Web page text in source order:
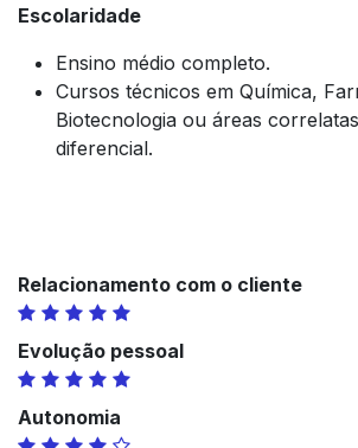
Escolaridade
Ensino médio completo.
Cursos técnicos em Química,
Biotecnologia ou áreas
diferencial.
Relacionamento com o cliente
Evolução pessoal
Autonomia